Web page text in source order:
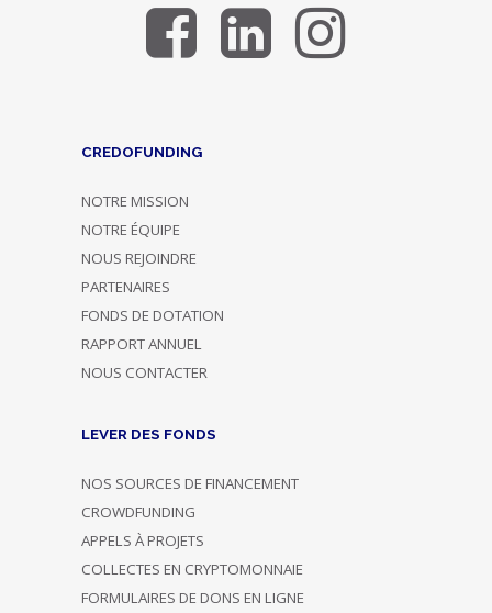
CREDOFUNDING
NOTRE MISSION
NOTRE ÉQUIPE
NOUS REJOINDRE
PARTENAIRES
FONDS DE DOTATION
RAPPORT ANNUEL
NOUS CONTACTER
LEVER DES FONDS
NOS SOURCES DE FINANCEMENT
CROWDFUNDING
APPELS À PROJETS
COLLECTES EN CRYPTOMONNAIE
FORMULAIRES DE DONS EN LIGNE